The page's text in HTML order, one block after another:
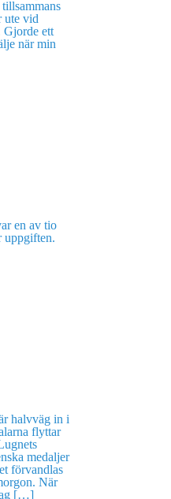
ute vid
Gjorde ett
när min
en av tio
uppgiften.
halvväg in i
flyttar
medaljer
förvandlas
När
[…]